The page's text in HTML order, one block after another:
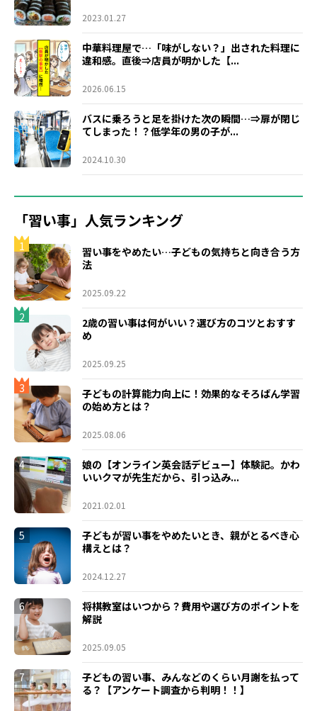
2023.01.27
中華料理屋で…「味がしない？」出された料理に
違和感。直後⇒店員が明かした【...
2026.06.15
バスに乗ろうと足を掛けた次の瞬間…⇒扉が閉じ
てしまった！？低学年の男の子が...
2024.10.30
「習い事」人気ランキング
1
習い事をやめたい…子どもの気持ちと向き合う方
法
2025.09.22
2
2歳の習い事は何がいい？選び方のコツとおすす
め
2025.09.25
3
子どもの計算能力向上に！効果的なそろばん学習
の始め方とは？
2025.08.06
4
娘の【オンライン英会話デビュー】体験記。かわ
いいクマが先生だから、引っ込み...
2021.02.01
5
子どもが習い事をやめたいとき、親がとるべき心
構えとは？
2024.12.27
6
将棋教室はいつから？費用や選び方のポイントを
解説
2025.09.05
7
子どもの習い事、みんなどのくらい月謝を払って
る？【アンケート調査から判明！！】